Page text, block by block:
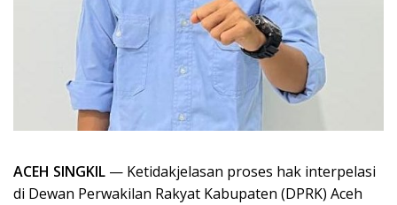
ACEH SINGKIL — Ketidakjelasan proses hak interpelasi
di Dewan Perwakilan Rakyat Kabupaten (DPRK) Aceh